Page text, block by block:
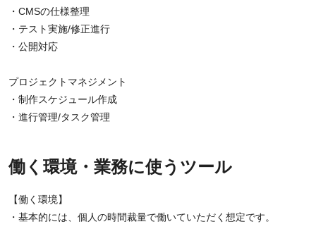
・CMSの仕様整理
・テスト実施/修正進行
・公開対応
プロジェクトマネジメント
・制作スケジュール作成
・進行管理/タスク管理
働く環境・業務に使うツール
【働く環境】
・基本的には、個人の時間裁量で働いていただく想定です。